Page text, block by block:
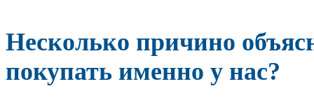
Несколько причино
покупать именно у нас?